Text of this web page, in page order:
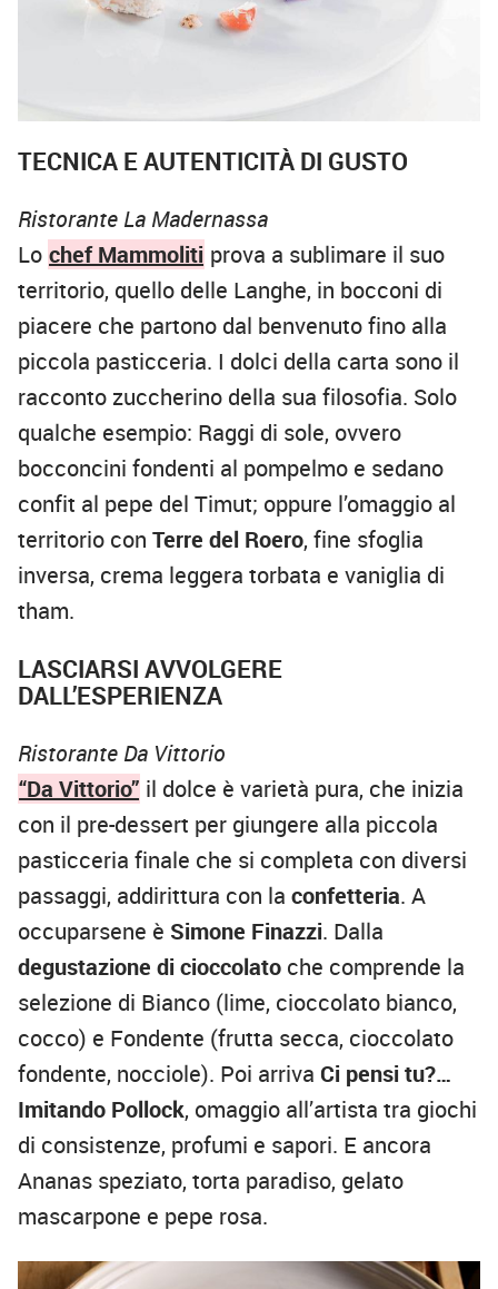
TECNICA E AUTENTICITÀ DI GUSTO
Ristorante La Madernassa
Lo chef Mammoliti prova a sublimare il suo
territorio, quello delle Langhe, in bocconi di
piacere che partono dal benvenuto fino alla
piccola pasticceria. I dolci della carta sono il
racconto zuccherino della sua filosofia. Solo
qualche esempio: Raggi di sole, ovvero
bocconcini fondenti al pompelmo e sedano
confit al pepe del Timut; oppure l’omaggio al
territorio con Terre del Roero, fine sfoglia
inversa, crema leggera torbata e vaniglia di
tham.
LASCIARSI AVVOLGERE
DALL’ESPERIENZA
Ristorante Da Vittorio
“Da Vittorio” il dolce è varietà pura, che inizia
con il pre-dessert per giungere alla piccola
pasticceria finale che si completa con diversi
passaggi, addirittura con la confetteria. A
occuparsene è Simone Finazzi. Dalla
degustazione di cioccolato che comprende la
selezione di Bianco (lime, cioccolato bianco,
cocco) e Fondente (frutta secca, cioccolato
fondente, nocciole). Poi arriva Ci pensi tu?…
Imitando Pollock, omaggio all’artista tra giochi
di consistenze, profumi e sapori. E ancora
Ananas speziato, torta paradiso, gelato
mascarpone e pepe rosa.